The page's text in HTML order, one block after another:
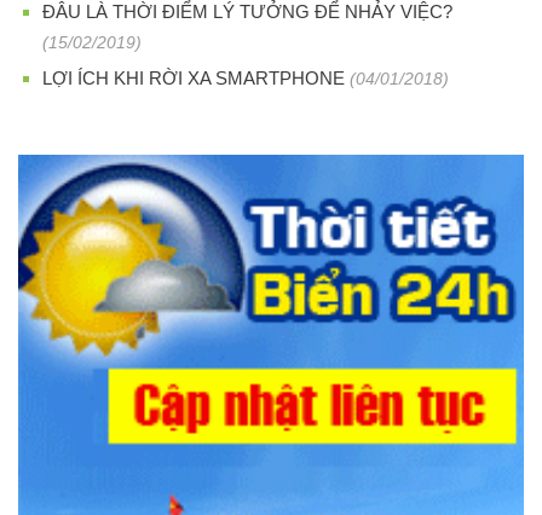
ĐÂU LÀ THỜI ĐIỂM LÝ TƯỞNG ĐỂ NHẢY VIỆC?
(15/02/2019)
LỢI ÍCH KHI RỜI XA SMARTPHONE (04/01/2018)